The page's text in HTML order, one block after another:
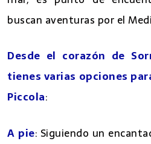
buscan aventuras por el
Desde el corazón de
tienes varias opciones
Piccola:
A pie: Siguiendo un